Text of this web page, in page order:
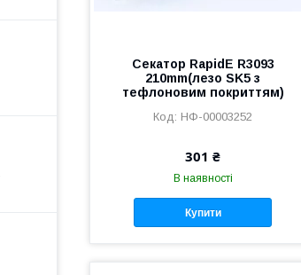
Секатор RapidE R3093
210mm(лезо SK5 з
тефлоновим покриттям)
НФ-00003252
301 ₴
В наявності
Купити